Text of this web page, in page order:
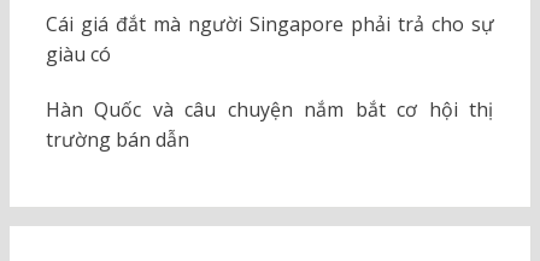
Cái giá đắt mà người Singapore phải trả cho sự
giàu có
Hàn Quốc và câu chuyện nắm bắt cơ hội thị
trường bán dẫn